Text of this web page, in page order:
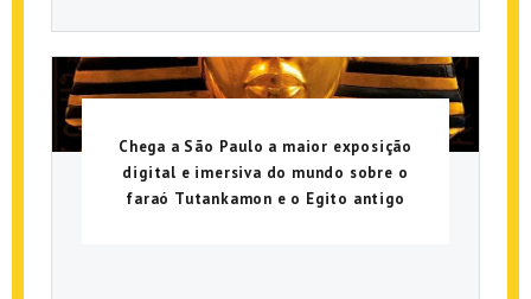
Chega a São Paulo a maior exposição
digital e imersiva do mundo sobre o
faraó Tutankamon e o Egito antigo